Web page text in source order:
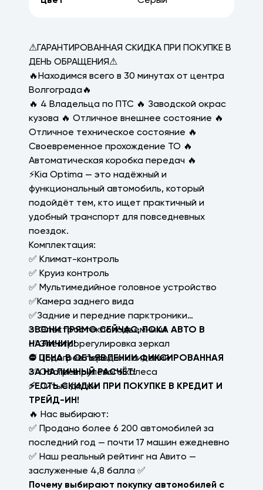
⚠ГАРАНТИРОВАННАЯ СКИДКА ПРИ ПОКУПКЕ В
ДЕНЬ ОБРАЩЕНИЯ⚠
🔥Находимся всего в 30 минутах от центра
Волгограда🔥
🔥 4 Владельца по ПТС 🔥 Заводской окрас
кузова 🔥 Отличное внешнее состояние 🔥
Отличное техническое состояние 🔥
Своевременное прохождение ТО 🔥
Автоматическая коробка передач 🔥
⚡Kia Optima — это надёжный и
функциональный автомобиль, который
подойдёт тем, кто ищет практичный и
удобный транспорт для повседневных
поездок.
Комплектация:
✅ Климат-контроль
✅ Круиз контроль
✅ Мультимедийное головное устройство
✅Камера заднего вида
✅Задние и передние парктроники
✅ Электростеклоподъемники
✅ Электрорегулировка зеркал
✅ Подогрев передних сидений
✅ Обогрев рулевого колеса
✅ Литые диски
ЗВОНИ ПРЯМО СЕЙЧАС, ПОКА АВТО В
НАЛИЧИИ!
⛔ ЦЕНА В ОБЪЯВЛЕНИИ ФИКСИРОВАННАЯ
ЗА НАЛИЧНЫЙ РАСЧЁТ!
⚡ЕСТЬ СКИДКИ ПРИ ПОКУПКЕ В КРЕДИТ И
ТРЕЙД-ИН!
🔥 Нас выбирают:
✅ Продано более 6 200 автомобилей за
последний год — почти 17 машин ежедневно
✅ Наш реальный рейтинг на Авито —
заслуженные 4,8 балла ✅
Почему выбирают покупку автомобилей с